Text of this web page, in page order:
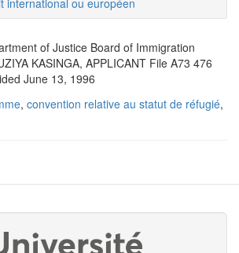
international ou européen
of Justice Board of Immigration
KASINGA, APPLICANT File A73 476
June 13, 1996
, convention relative au statut de réfugié,